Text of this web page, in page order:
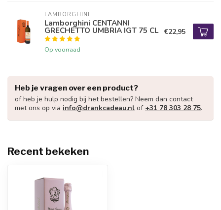
LAMBORGHINI
Lamborghini CENTANNI
GRECHETTO UMBRIA IGT 75 CL
Op voorraad
€22,95
Heb je vragen over een product?
of heb je hulp nodig bij het bestellen? Neem dan contact
met ons op via info@drankcadeau.nl of +31 78 303 28 75.
Recent bekeken